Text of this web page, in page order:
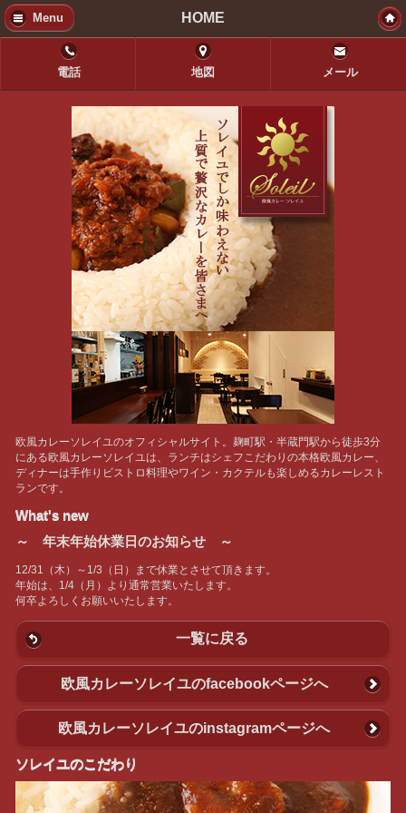
Menu HOME
電話 地図 メール
欧風カレーソレイユのオフィシャルサイト。麹町駅・半蔵門駅から徒歩3分
にある欧風カレーソレイユは、ランチはシェフこだわりの本格欧風カレー、
ディナーは手作りビストロ料理やワイン・カクテルも楽しめるカレーレスト
ランです。
What's new
～ 年末年始休業日のお知らせ ～
12/31（木）～1/3（日）まで休業とさせて頂きます。
年始は、1/4（月）より通常営業いたします。
何卒よろしくお願いいたします。
一覧に戻る
欧風カレーソレイユのfacebookページへ
欧風カレーソレイユのinstagramページへ
ソレイユのこだわり